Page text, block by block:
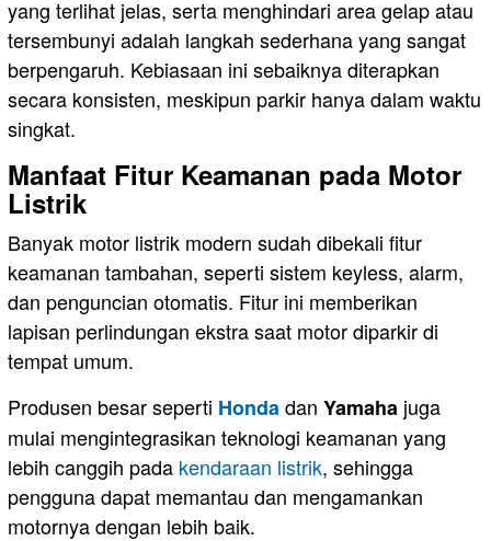
yang terlihat jelas, serta menghindari area gelap atau
tersembunyi adalah langkah sederhana yang sangat
berpengaruh. Kebiasaan ini sebaiknya diterapkan
secara konsisten, meskipun parkir hanya dalam waktu
singkat.
Manfaat Fitur Keamanan pada Motor
Listrik
Banyak motor listrik modern sudah dibekali fitur
keamanan tambahan, seperti sistem keyless, alarm,
dan penguncian otomatis. Fitur ini memberikan
lapisan perlindungan ekstra saat motor diparkir di
tempat umum.
Produsen besar seperti Hondadan Yamaha juga
mulai mengintegrasikan teknologi keamanan yang
lebih canggih pada kendaraan listrik, sehingga
pengguna dapat memantau dan mengamankan
motornya dengan lebih baik.